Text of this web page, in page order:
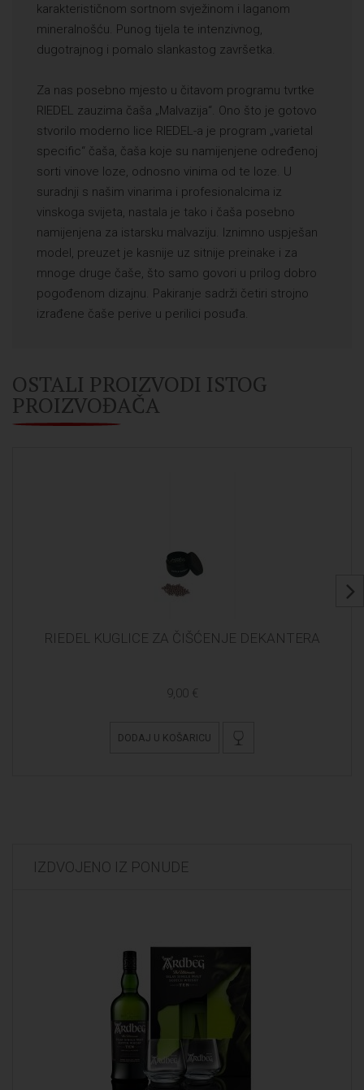
karakterističnom sortnom svježinom i laganom
mineralnošću. Punog tijela te intenzivnog,
dugotrajnog i pomalo slankastog završetka.
Za nas posebno mjesto u čitavom programu tvrtke
RIEDEL zauzima čaša „Malvazija“. Ono što je gotovo
stvorilo moderno lice RIEDEL-a je program „varietal
specific“ čaša, čaša koje su namijenjene određenoj
sorti vinove loze, odnosno vinima od te loze. U
suradnji s našim vinarima i profesionalcima iz
vinskoga svijeta, nastala je tako i čaša posebno
namijenjena za istarsku malvaziju. Iznimno uspješan
model, preuzet je kasnije uz sitnije preinake i za
mnoge druge čaše, što samo govori u prilog dobro
pogođenom dizajnu. Pakiranje sadrži četiri strojno
izrađene čaše perive u perilici posuđa.
OSTALI PROIZVODI ISTOG
PROIZVOĐAČA
RIEDEL KUGLICE ZA ČIŠĆENJE DEKANTERA
9,00 €
DODAJ U KOŠARICU
IZDVOJENO IZ PONUDE